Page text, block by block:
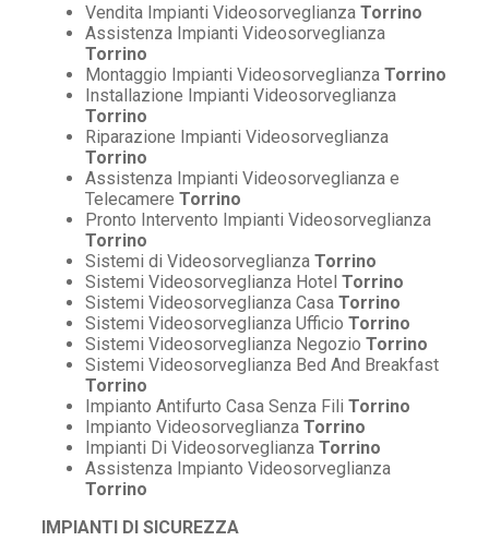
Vendita Impianti Videosorveglianza Torrino
Assistenza Impianti Videosorveglianza
Torrino
Montaggio Impianti Videosorveglianza Torrino
Installazione Impianti Videosorveglianza
Torrino
Riparazione Impianti Videosorveglianza
Torrino
Assistenza Impianti Videosorveglianza e
Telecamere Torrino
Pronto Intervento Impianti Videosorveglianza
Torrino
Sistemi di Videosorveglianza Torrino
Sistemi Videosorveglianza Hotel Torrino
Sistemi Videosorveglianza Casa Torrino
Sistemi Videosorveglianza Ufficio Torrino
Sistemi Videosorveglianza Negozio Torrino
Sistemi Videosorveglianza Bed And Breakfast
Torrino
Impianto Antifurto Casa Senza Fili Torrino
Impianto Videosorveglianza Torrino
Impianti Di Videosorveglianza Torrino
Assistenza Impianto Videosorveglianza
Torrino
IMPIANTI DI SICUREZZA